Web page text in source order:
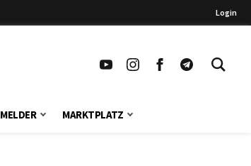
Login
MELDER MARKTPLATZ